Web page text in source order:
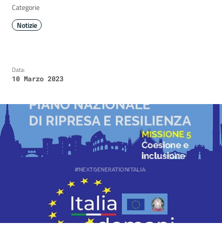
Categorie
Notizie
Data:
10 Marzo 2023